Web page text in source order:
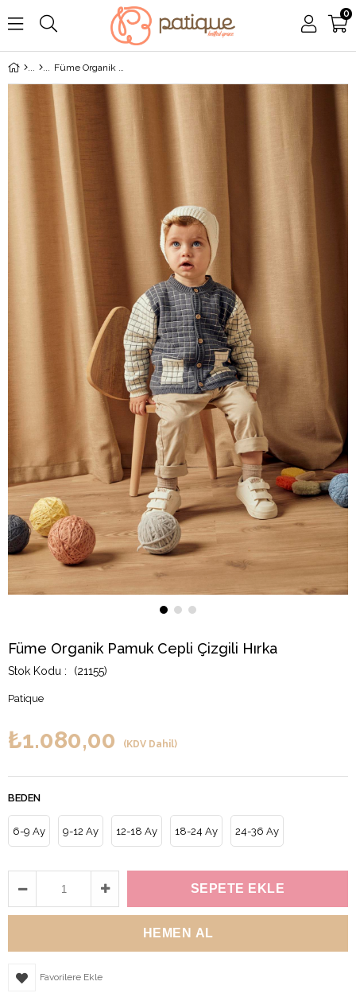
0
Füme Organik Pamuk Cepli Çizgili Hırka
Füme Organik Pamuk Cepli Çizgili Hırka
(21155)
Patique
₺1.080,00 (KDV Dahil)
BEDEN
6-9 Ay 9-12 Ay 12-18 Ay 18-24 Ay 24-36 Ay
Favorilere Ekle